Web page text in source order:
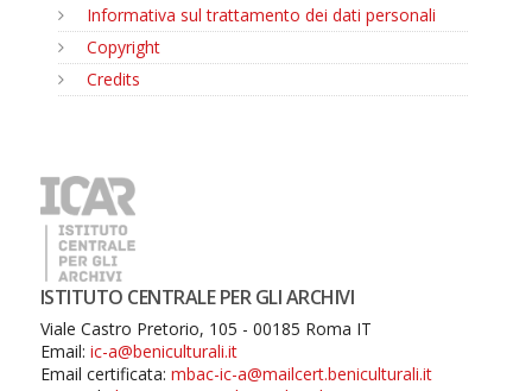
Informativa sul trattamento dei dati personali
Copyright
Credits
ISTITUTO CENTRALE PER GLI ARCHIVI
Viale Castro Pretorio, 105 - 00185 Roma IT
Email: ic-a@beniculturali.it
Email certificata: mbac-ic-a@mailcert.beniculturali.it